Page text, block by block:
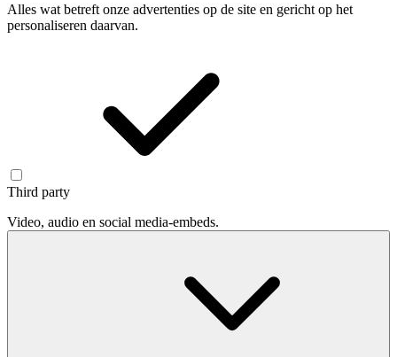
Alles wat betreft onze advertenties op de site en gericht op het
personaliseren daarvan.
Third party
Video, audio en social media-embeds.